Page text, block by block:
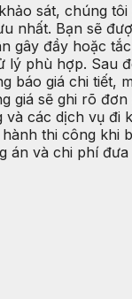
sát, chúng
nhất. Bạn sẽ
gây đầy hoặc
lý phù hợp. Sau
báo giá chi tiết,
giá sẽ ghi rõ đơn
các dịch vụ đi
thi công khi
án và chi phí đưa